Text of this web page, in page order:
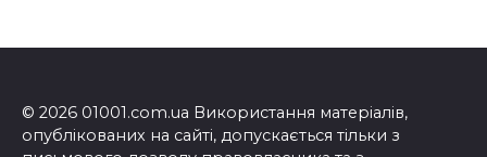
© 2026 01001.com.ua Використання матеріалів,
опублікованих на сайті, допускається тільки з